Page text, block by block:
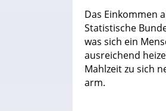
Das Einkommen
Statistische
was sich ein
ausreichend
Mahlzeit zu sich
arm.